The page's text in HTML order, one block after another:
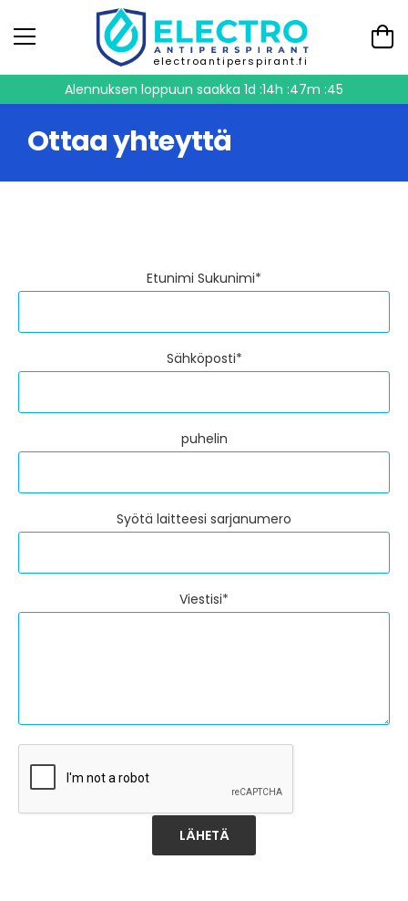
electroantiperspirant.fi
Alennuksen loppuun saakka 1d :14h :47m :45
Ottaa yhteyttä
Etunimi Sukunimi*
Sähköposti*
puhelin
Syötä laitteesi sarjanumero
Viestisi*
LÄHETÄ